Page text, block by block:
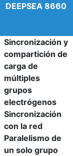
DEEPSEA 8660
Sincronización y
compartición de
carga de
múltiples
grupos
electrógenos
Sincronización
con la red
Paralelismo de
un solo grupo